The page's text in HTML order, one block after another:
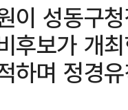
이 성동구
후보가 개
하며 정경